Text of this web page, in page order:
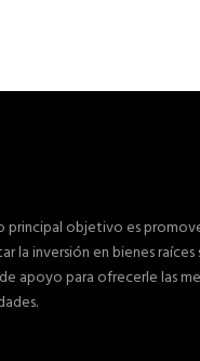
principal objetivo es
la inversión en bienes raíces
apoyo para ofrecerle las